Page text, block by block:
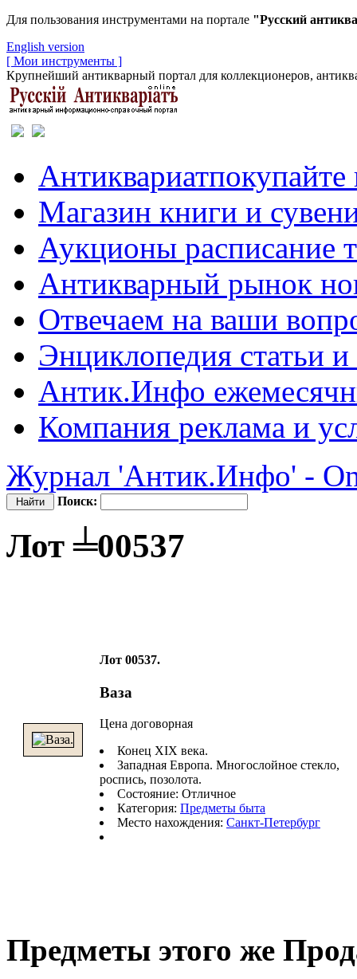
Для пользования инструментами на портале "Русский
English version
[ Мои инструменты ]
Крупнейший антикварный портал для коллекционеров,
Антиквариатпокупайте
Магазин книги и
Аукционы расписание
Антикварный рынок
Отвечаем на ваши
Энциклопедия статьи
Антик.Инфо
Компания реклама и
Журнал 'Антик.Инфо' -
Поиск:
Лот ╧00537
Лот 00537.
Ваза
Цена договорная
Конец XIX века.
Западная Европа. Многослойное стекло,
роспись, позолота.
Состояние: Отличное
Категория: Предметы быта
Место нахождения: Санкт-Петербург
Предметы этого же